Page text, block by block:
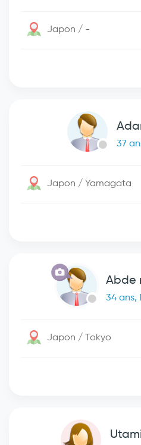
Japon / -
37
Japon / Yamagata
Abde
34 ans,
Japon / Tokyo